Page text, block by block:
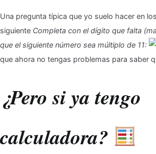
Una pregunta típica que yo suelo hacer en
siguiente Completa con el dígito que falta
que el siguiente número sea múltiplo de 11:
que ahora no tengas problemas para saber
¿Pero si ya tengo
calculadora?